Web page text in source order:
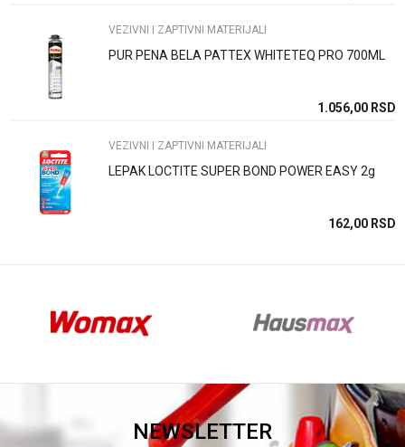
VEZIVNI I ZAPTIVNI MATERIJALI
PUR PENA BELA PATTEX WHITETEQ PRO 700ML
1.056,00 RSD
VEZIVNI I ZAPTIVNI MATERIJALI
LEPAK LOCTITE SUPER BOND POWER EASY 2g
162,00 RSD
NEWSLETTER